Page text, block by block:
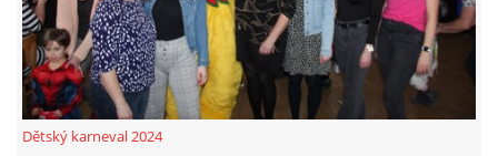
Dětský karneval 2024